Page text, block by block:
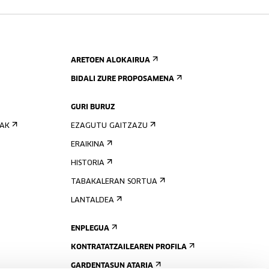
ARETOEN ALOKAIRUA
BIDALI ZURE PROPOSAMENA
GURI BURUZ
EZAGUTU GAITZAZU
ERAIKINA
HISTORIA
TABAKALERAN SORTUA
LANTALDEA
ENPLEGUA
KONTRATATZAILEAREN PROFILA
GARDENTASUN ATARIA